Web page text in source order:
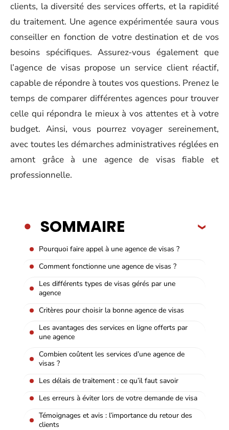
clients, la diversité des services offerts, et la rapidité
du traitement. Une agence expérimentée saura vous
conseiller en fonction de votre destination et de vos
besoins spécifiques. Assurez-vous également que
l’agence de visas propose un service client réactif,
capable de répondre à toutes vos questions. Prenez le
temps de comparer différentes agences pour trouver
celle qui répondra le mieux à vos attentes et à votre
budget. Ainsi, vous pourrez voyager sereinement,
avec toutes les démarches administratives réglées en
amont grâce à une agence de visas fiable et
professionnelle.
SOMMAIRE
Pourquoi faire appel à une agence de visas ?
Comment fonctionne une agence de visas ?
Les différents types de visas gérés par une
agence
Critères pour choisir la bonne agence de visas
Les avantages des services en ligne offerts par
une agence
Combien coûtent les services d’une agence de
visas ?
Les délais de traitement : ce qu’il faut savoir
Les erreurs à éviter lors de votre demande de visa
Témoignages et avis : l’importance du retour des
clients